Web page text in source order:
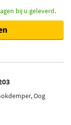
bij u geleverd.
Oog